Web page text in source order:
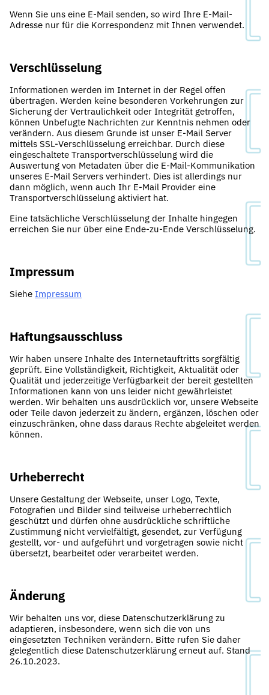
Wenn Sie uns eine E-Mail senden, so wird Ihre E-Mail-
Adresse nur für die Korrespondenz mit Ihnen verwendet.
Verschlüsselung
Informationen werden im Internet in der Regel offen
übertragen. Werden keine besonderen Vorkehrungen zur
Sicherung der Vertraulichkeit oder Integrität getroffen,
können Unbefugte Nachrichten zur Kenntnis nehmen oder
verändern. Aus diesem Grunde ist unser E-Mail Server
mittels SSL-Verschlüsselung erreichbar. Durch diese
eingeschaltete Transportverschlüsselung wird die
Auswertung von Metadaten über die E-Mail-Kommunikation
unseres E-Mail Servers verhindert. Dies ist allerdings nur
dann möglich, wenn auch Ihr E-Mail Provider eine
Transportverschlüsselung aktiviert hat.
Eine tatsächliche Verschlüsselung der Inhalte hingegen
erreichen Sie nur über eine Ende-zu-Ende Verschlüsselung.
Impressum
Siehe Impressum
Haftungsausschluss
Wir haben unsere Inhalte des Internetauftritts sorgfältig
geprüft. Eine Vollständigkeit, Richtigkeit, Aktualität oder
Qualität und jederzeitige Verfügbarkeit der bereit gestellten
Informationen kann von uns leider nicht gewährleistet
werden. Wir behalten uns ausdrücklich vor, unsere Webseite
oder Teile davon jederzeit zu ändern, ergänzen, löschen oder
einzuschränken, ohne dass daraus Rechte abgeleitet werden
können.
Urheberrecht
Unsere Gestaltung der Webseite, unser Logo, Texte,
Fotografien und Bilder sind teilweise urheberrechtlich
geschützt und dürfen ohne ausdrückliche schriftliche
Zustimmung nicht vervielfältigt, gesendet, zur Verfügung
gestellt, vor- und aufgeführt und vorgetragen sowie nicht
übersetzt, bearbeitet oder verarbeitet werden.
Änderung
Wir behalten uns vor, diese Datenschutzerklärung zu
adaptieren, insbesondere, wenn sich die von uns
eingesetzten Techniken verändern. Bitte rufen Sie daher
gelegentlich diese Datenschutzerklärung erneut auf. Stand
26.10.2023.